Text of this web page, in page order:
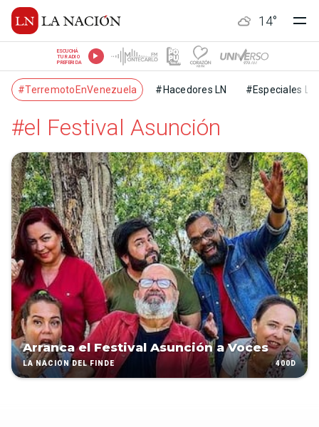
14°
ESCUCHÁ
TU RADIO
PREFERIDA
#TerremotoEnVenezuela #Hacedores LN #Especiales LN
#el Festival Asunción
Arranca el Festival Asunción a Voces
LA NACIÓN DEL FINDE 400D